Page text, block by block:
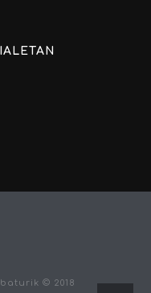
© 2018